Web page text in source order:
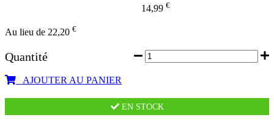
14,99 €
Au lieu de 22,20 €
Quantité
AJOUTER AU PANIER
EN STOCK